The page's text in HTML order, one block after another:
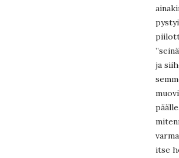
pystyi
ja
itse